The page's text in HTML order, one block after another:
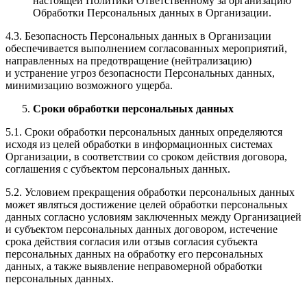
Обработки Персональных данных в Организации.
4.3. Безопасность Персональных данных в Организации
обеспечивается выполнением согласованных мероприятий,
направленных на предотвращение (нейтрализацию)
и устранение угроз безопасности Персональных данных,
минимизацию возможного ущерба.
Сроки обработки персональных данных
5.1. Сроки обработки персональных данных определяются
исходя из целей обработки в информационных системах
Организации, в соответствии со сроком действия договора,
соглашения с субъектом персональных данных.
5.2. Условием прекращения обработки персональных данных
может являться достижение целей обработки персональных
данных согласно условиям заключенных между Организацией
и субъектом персональных данных договором, истечение
срока действия согласия или отзыв согласия субъекта
персональных данных на обработку его персональных
данных, а также выявление неправомерной обработки
персональных данных.